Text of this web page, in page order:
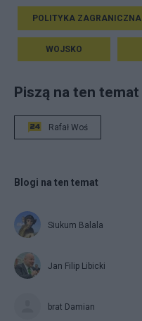
POLITYKA ZAGRANICZNA
WOJSKO
Piszą na ten temat
Rafał Woś
Blogi na ten temat
Siukum Balala
Jan Filip Libicki
brat Damian